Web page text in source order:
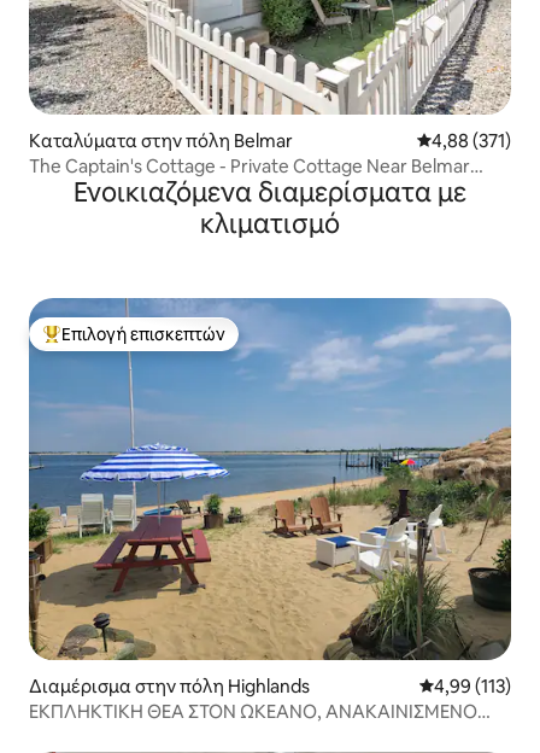
Καταλύματα στην πόλη Belmar Μέση
4,88 (371)
The Captain's Cottage - Private Cottage Near Belmar
MarinaΕνοικιαζόμενα διαμερίσματα με
κλιματισμό
Κορυφαία επιλογή επισκεπτών
Επιλογή επισκεπτών
Διαμέρισμα στην πόλη Highlands Μέση
4,99 (113)
ΕΚΠΛΗΚΤΙΚΗ ΘΕΑ ΣΤΟΝ ΩΚΕΑΝΟ, ΑΝΑΚΑΙΝΙΣΜΕΝΟ